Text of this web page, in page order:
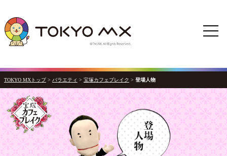
TOKYO MXトップ > バラエティ > 宝塚カフェブレイク > 登場人物